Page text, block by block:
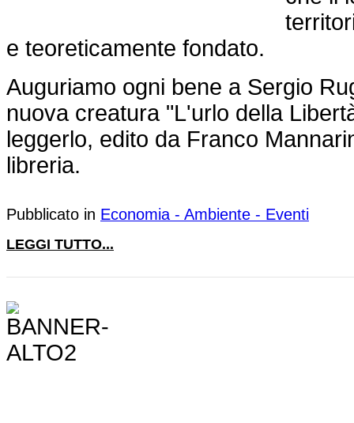
e teoreticamente fondato.
Auguriamo ogni bene a Sergio
nuova creatura "L'urlo della
leggerlo, edito da Franco
libreria.
Pubblicato in Economia - Ambiente - Eventi
LEGGI TUTTO...